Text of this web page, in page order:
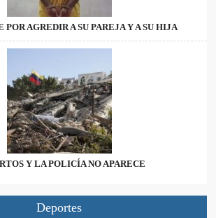
POR AGREDIR A SU PAREJA Y A SU HIJA
Y LA POLICÍA NO APARECE
Deportes